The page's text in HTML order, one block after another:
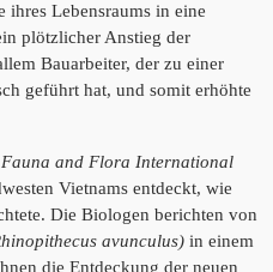
ihres Lebensraums in eine
plötzlicher Anstieg der
Bauarbeiter, der zu einer
geführt hat, und somit erhöhte
Fauna and Flora International
Vietnams entdeckt, wie
Die Biologen berichten von
avunculus) in einem
die Entdeckung der neuen